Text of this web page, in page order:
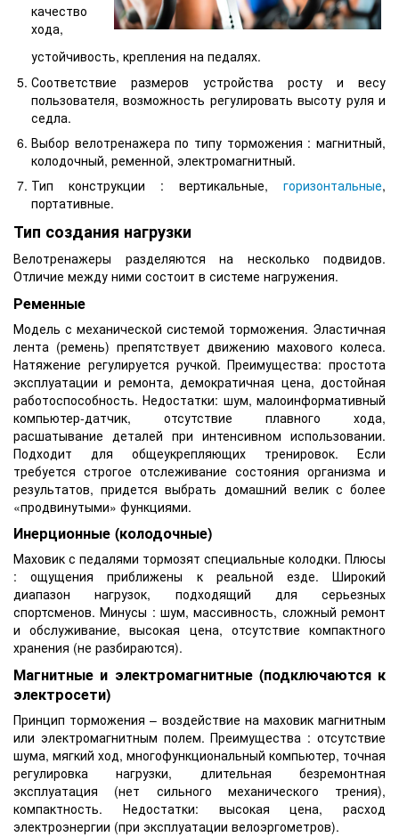
качество
хода,
устойчивость, крепления на педалях.
Соответствие размеров устройства росту и весу
пользователя, возможность регулировать высоту руля и
седла.
Выбор велотренажера по типу торможения : магнитный,
колодочный, ременной, электромагнитный.
Тип конструкции : вертикальные, горизонтальные,
портативные.
Тип создания нагрузки
Велотренажеры разделяются на несколько подвидов.
Отличие между ними состоит в системе нагружения.
Ременные
Модель с механической системой торможения. Эластичная
лента (ремень) препятствует движению махового колеса.
Натяжение регулируется ручкой. Преимущества: простота
эксплуатации и ремонта, демократичная цена, достойная
работоспособность. Недостатки: шум, малоинформативный
компьютер-датчик, отсутствие плавного хода,
расшатывание деталей при интенсивном использовании.
Подходит для общеукрепляющих тренировок. Если
требуется строгое отслеживание состояния организма и
результатов, придется выбрать домашний велик с более
«продвинутыми» функциями.
Инерционные (колодочные)
Маховик с педалями тормозят специальные колодки. Плюсы
: ощущения приближены к реальной езде. Широкий
диапазон нагрузок, подходящий для серьезных
спортсменов. Минусы : шум, массивность, сложный ремонт
и обслуживание, высокая цена, отсутствие компактного
хранения (не разбираются).
Магнитные и электромагнитные (подключаются к
электросети)
Принцип торможения – воздействие на маховик магнитным
или электромагнитным полем. Преимущества : отсутствие
шума, мягкий ход, многофункциональный компьютер, точная
регулировка нагрузки, длительная безремонтная
эксплуатация (нет сильного механического трения),
компактность. Недостатки: высокая цена, расход
электроэнергии (при эксплуатации велоэргометров).